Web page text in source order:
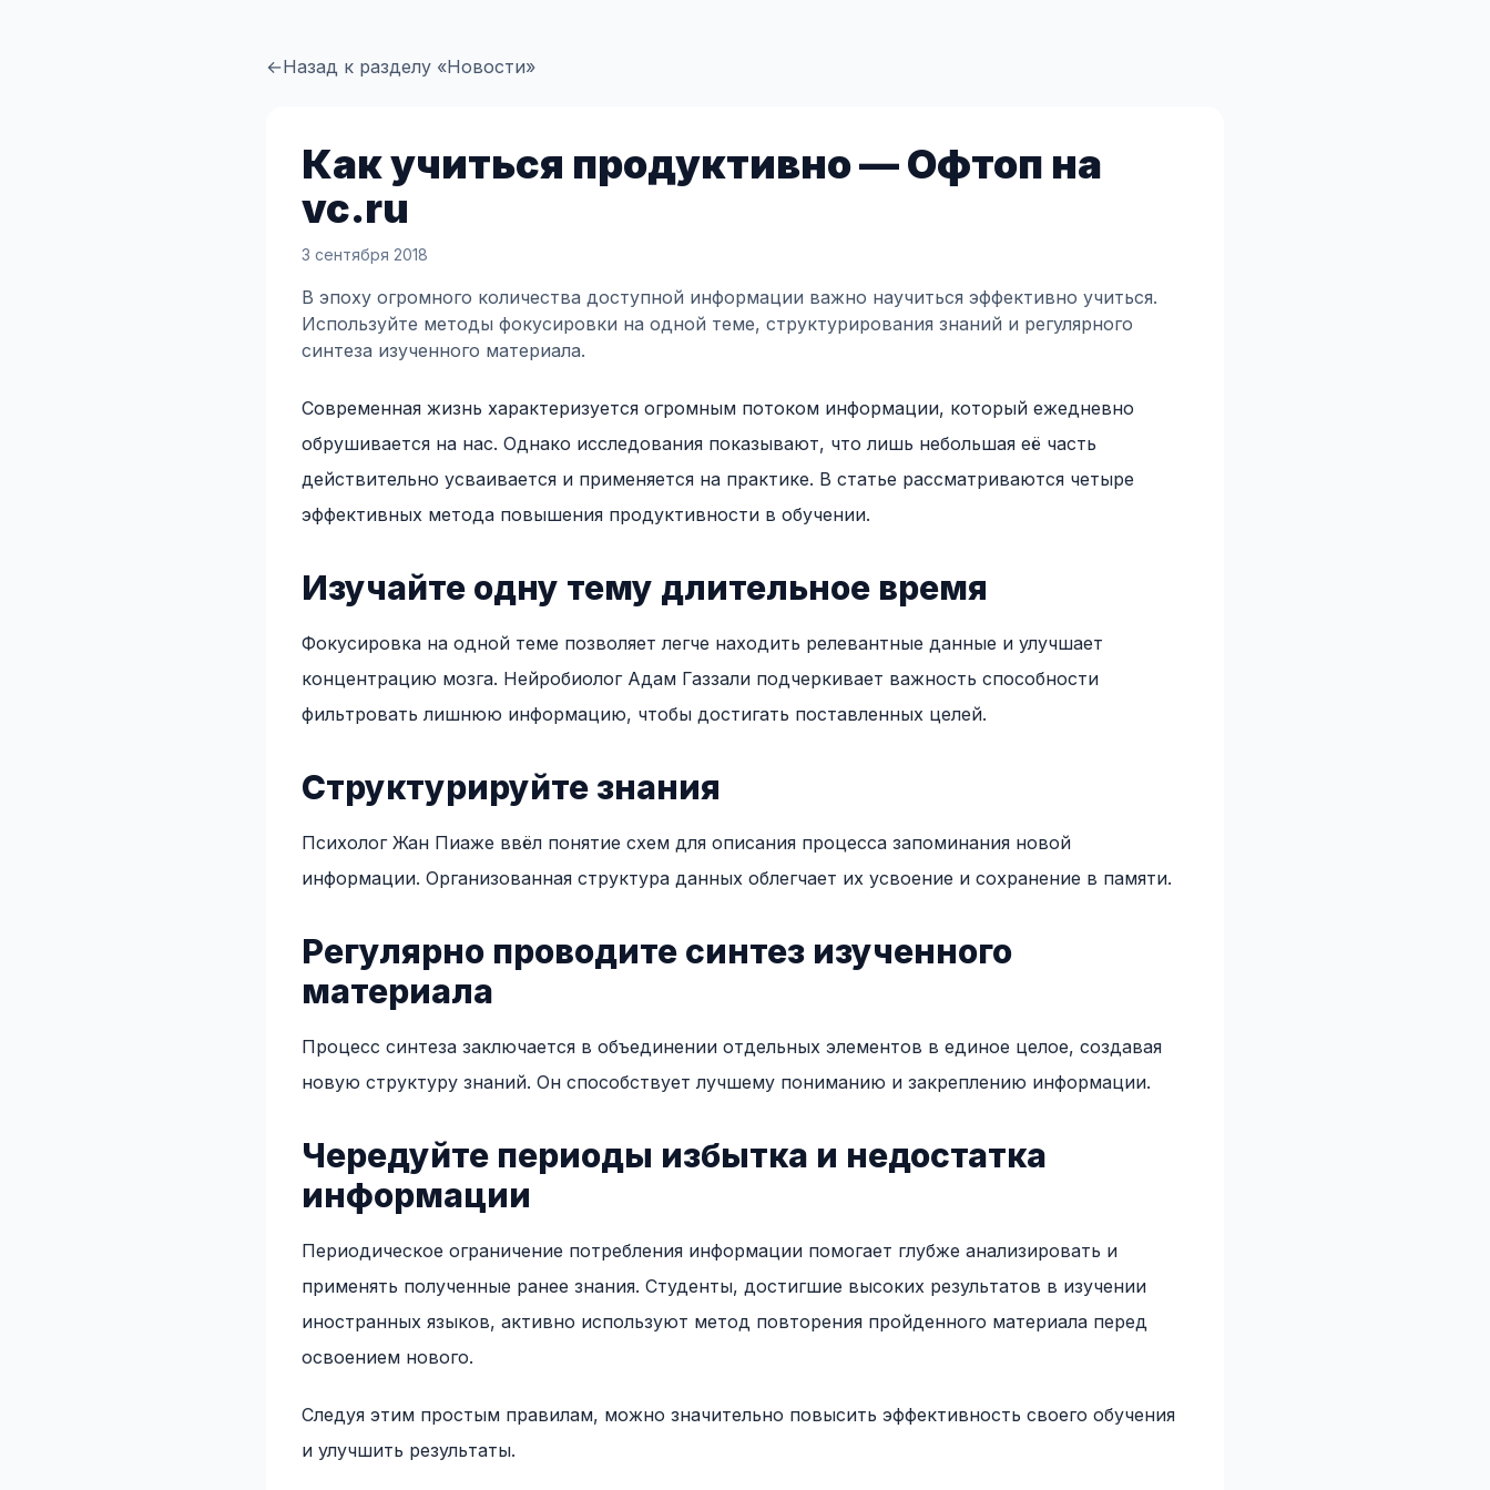
←Назад к разделу «Новости»
Как учиться продуктивно — Офтоп на
vc.ru
3 сентября 2018
В эпоху огромного количества доступной информации важно научиться эффективно учиться.
Используйте методы фокусировки на одной теме, структурирования знаний и регулярного
синтеза изученного материала.
Современная жизнь характеризуется огромным потоком информации, который ежедневно
обрушивается на нас. Однако исследования показывают, что лишь небольшая её часть
действительно усваивается и применяется на практике. В статье рассматриваются четыре
эффективных метода повышения продуктивности в обучении.
Изучайте одну тему длительное время
Фокусировка на одной теме позволяет легче находить релевантные данные и улучшает
концентрацию мозга. Нейробиолог Адам Газзали подчеркивает важность способности
фильтровать лишнюю информацию, чтобы достигать поставленных целей.
Структурируйте знания
Психолог Жан Пиаже ввёл понятие схем для описания процесса запоминания новой
информации. Организованная структура данных облегчает их усвоение и сохранение в памяти.
Регулярно проводите синтез изученного
материала
Процесс синтеза заключается в объединении отдельных элементов в единое целое, создавая
новую структуру знаний. Он способствует лучшему пониманию и закреплению информации.
Чередуйте периоды избытка и недостатка
информации
Периодическое ограничение потребления информации помогает глубже анализировать и
применять полученные ранее знания. Студенты, достигшие высоких результатов в изучении
иностранных языков, активно используют метод повторения пройденного материала перед
освоением нового.
Следуя этим простым правилам, можно значительно повысить эффективность своего обучения
и улучшить результаты.